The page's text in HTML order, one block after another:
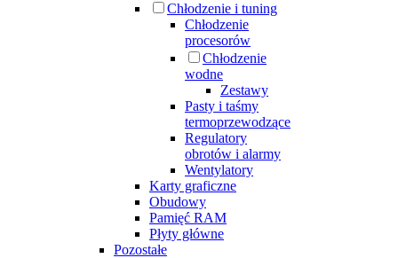
Chłodzenie i tuning
Chłodzenie
procesorów
Chłodzenie
wodne
Zestawy
Pasty i taśmy
termoprzewodzące
Regulatory
obrotów i alarmy
Wentylatory
Karty graficzne
Obudowy
Pamięć RAM
Płyty główne
Pozostałe